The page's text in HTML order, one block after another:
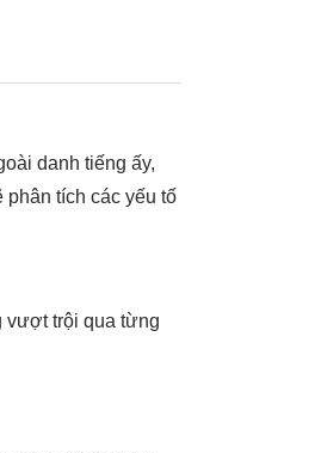
danh tiếng ấy,
tích các yếu tố
vượt trội qua từng